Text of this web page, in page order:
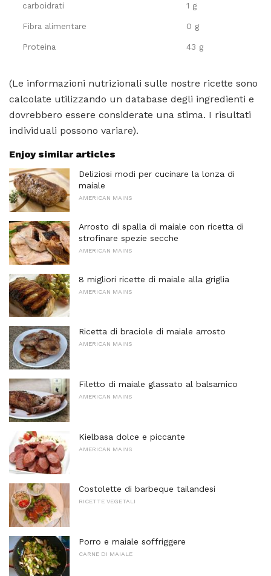
carboidrati 1 g
Fibra alimentare 0 g
Proteina 43 g
(Le informazioni nutrizionali sulle nostre ricette sono
calcolate utilizzando un database degli ingredienti e
dovrebbero essere considerate una stima. I risultati
individuali possono variare).
Enjoy similar articles
Deliziosi modi per cucinare la lonza di
maiale
AMERICAN MAINS
Arrosto di spalla di maiale con ricetta di
strofinare spezie secche
AMERICAN MAINS
8 migliori ricette di maiale alla griglia
AMERICAN MAINS
Ricetta di braciole di maiale arrosto
AMERICAN MAINS
Filetto di maiale glassato al balsamico
AMERICAN MAINS
Kielbasa dolce e piccante
AMERICAN MAINS
Costolette di barbeque tailandesi
RICETTE VEGETALI
Porro e maiale soffriggere
CARNE DI MAIALE